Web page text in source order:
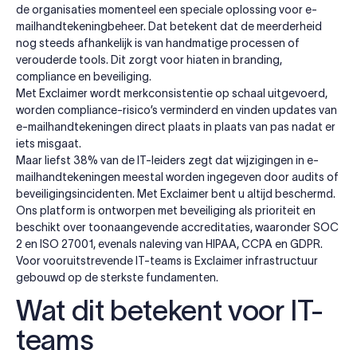
de organisaties momenteel een speciale oplossing voor e-
mailhandtekeningbeheer. Dat betekent dat de meerderheid
nog steeds afhankelijk is van handmatige processen of
verouderde tools. Dit zorgt voor hiaten in branding,
compliance en beveiliging.
Met Exclaimer wordt merkconsistentie op schaal uitgevoerd,
worden compliance-risico’s verminderd en vinden updates van
e-mailhandtekeningen direct plaats in plaats van pas nadat er
iets misgaat.
Maar liefst 38% van de IT-leiders zegt dat wijzigingen in e-
mailhandtekeningen meestal worden ingegeven door audits of
beveiligingsincidenten. Met Exclaimer bent u altijd beschermd.
Ons platform is ontworpen met beveiliging als prioriteit en
beschikt over toonaangevende accreditaties, waaronder SOC
2 en ISO 27001, evenals naleving van HIPAA, CCPA en GDPR.
Voor vooruitstrevende IT-teams is Exclaimer infrastructuur
gebouwd op de sterkste fundamenten.
Wat dit betekent voor IT-
teams